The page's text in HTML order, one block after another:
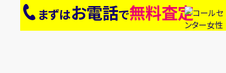
まずはお電話で無料査定